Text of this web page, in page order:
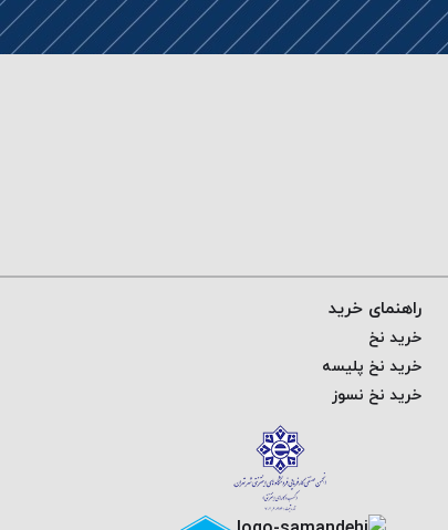
راهنمای خرید
خرید نخ
خرید نخ پلیسه
خرید نخ نسوز